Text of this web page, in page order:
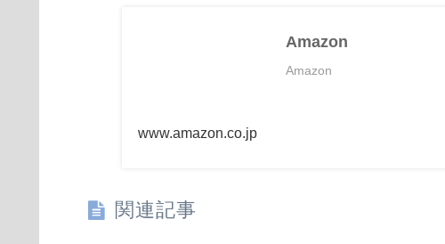
Amazon
Amazon
www.amazon.co.jp
関連記事